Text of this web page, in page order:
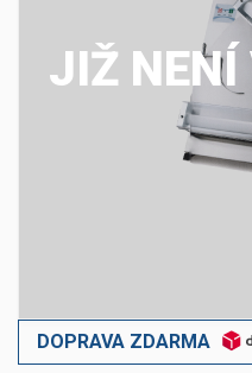
JIŽ NENÍ
DOPRAVA ZDARMA